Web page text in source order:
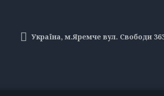
Україна, м.Яремче вул. Свободи